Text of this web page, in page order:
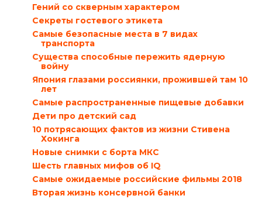
Гений со скверным характером
Секреты гостевого этикета
Самые безопасные места в 7 видах
транспорта
Существа способные пережить ядерную
войну
Япония глазами россиянки, прожившей там 10
лет
Самые распространенные пищевые добавки
Дети про детский сад
10 потрясающих фактов из жизни Стивена
Хокинга
Новые снимки с борта МКС
Шесть главных мифов об IQ
Самые ожидаемые российские фильмы 2018
Вторая жизнь консервной банки